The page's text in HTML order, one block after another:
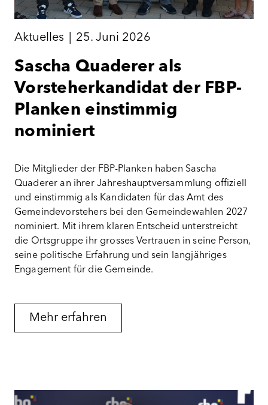
Aktuelles 25. Juni 2026
Sascha Quaderer als
Vorsteherkandidat der FBP-
Planken einstimmig
nominiert
Die Mitglieder der FBP-Planken haben Sascha
Quaderer an ihrer Jahreshauptversammlung offiziell
und einstimmig als Kandidaten für das Amt des
Gemeindevorstehers bei den Gemeindewahlen 2027
nominiert. Mit ihrem klaren Entscheid unterstreicht
die Ortsgruppe ihr grosses Vertrauen in seine Person,
seine politische Erfahrung und sein langjähriges
Engagement für die Gemeinde.
Mehr erfahren